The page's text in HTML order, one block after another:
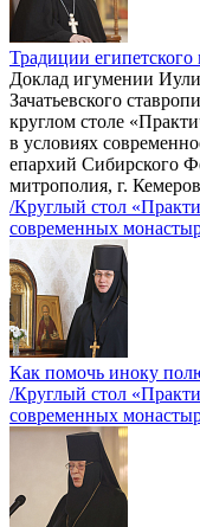
Традиции
Доклад игумении
Зачатьевского
круглом столе
в условиях
епархий Сибирского
митрополия, г.
/Круглый стол
современных
Как помочь иноку
/Круглый стол
современных